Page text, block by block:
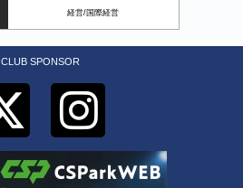
経営/国際経営
CLUB SPONSOR